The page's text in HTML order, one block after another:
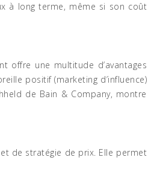
à long terme, même si son coût
offre une multitude d’avantages
positif (marketing d’influence)
de Bain & Company, montre
de stratégie de prix. Elle permet